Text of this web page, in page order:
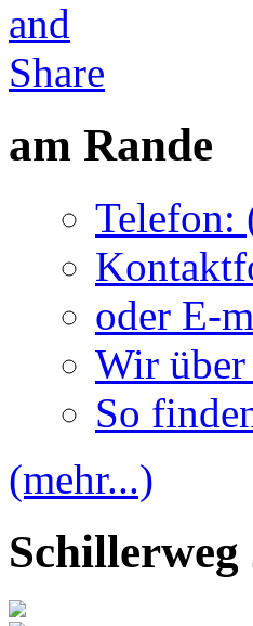
am Rande
Telefon:
oder E-
Wir über
So
(mehr...)
Schillerweg